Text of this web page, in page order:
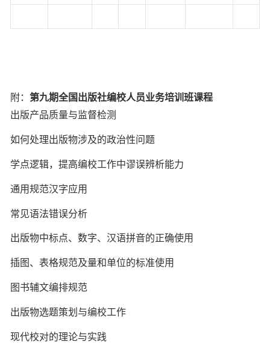
附： 第九期全国出版社编校人员业务培训班课程
出版产品质量与监督检测
如何处理出版物涉及的政治性问题
学点逻辑，提高编校工作中谬误辨析能力
通用规范汉字应用
常见语法错误分析
出版物中标点、数字、汉语拼音的正确使用
插图、表格规范及量和单位的标准使用
图书辅文编排规范
出版物选题策划与编校工作
现代校对的理论与实践